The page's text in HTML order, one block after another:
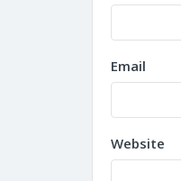
Email
Website